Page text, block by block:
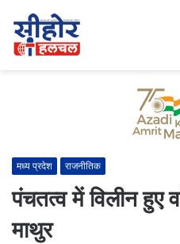
मध्य प्रदेश राजनीतिक
पंचतत्व में विलीन हुए
माथुर